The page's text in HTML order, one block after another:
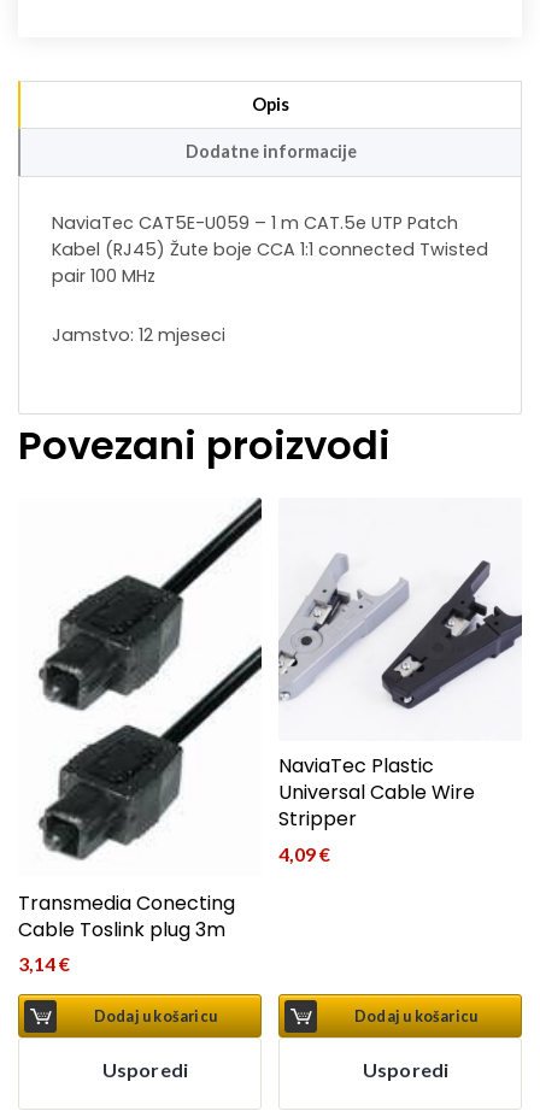
Opis
Dodatne informacije
NaviaTec CAT5E-U059 – 1 m CAT.5e UTP Patch
Kabel (RJ45) Žute boje CCA 1:1 connected Twisted
pair 100 MHz
Jamstvo: 12 mjeseci
Povezani proizvodi
Transmedia Conecting
Cable Toslink plug 3m
3,14€
Dodaj u košaricu
Usporedi
NaviaTec Plastic
Universal Cable Wire
Stripper
4,09€
Dodaj u košaricu
Usporedi